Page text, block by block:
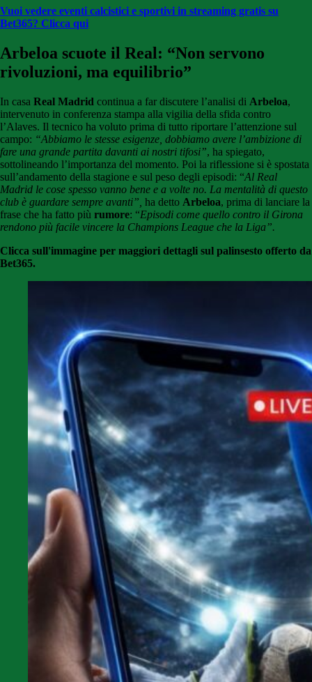
Vuoi vedere eventi calcistici e sportivi in streaming gratis su
Bet365? Clicca qui
Arbeloa scuote il Real: “Non servono
rivoluzioni, ma equilibrio”
In casa Real Madrid continua a far discutere l’analisi di Arbeloa,
intervenuto in conferenza stampa alla vigilia della sfida contro
l’Alaves. Il tecnico ha voluto prima di tutto riportare l’attenzione sul
campo: “Abbiamo le stesse esigenze, dobbiamo avere l’ambizione di
fare una grande partita davanti ai nostri tifosi”, ha spiegato,
sottolineando l’importanza del momento. Poi la riflessione si è spostata
sull’andamento della stagione e sul peso degli episodi: “Al Real
Madrid le cose spesso vanno bene e a volte no. La mentalità di questo
club è guardare sempre avanti”, ha detto Arbeloa, prima di lanciare la
frase che ha fatto più rumore: “Episodi come quello contro il Girona
rendono più facile vincere la Champions League che la Liga”.
Clicca sull'immagine per maggiori dettagli sul palinsesto offerto da
Bet365.